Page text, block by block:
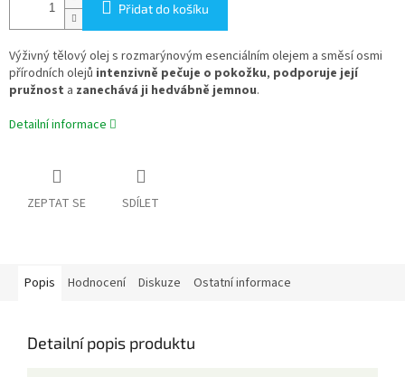
Přidat do košíku
Výživný tělový olej s rozmarýnovým esenciálním olejem a směsí osmi
přírodních olejů intenzivně pečuje o pokožku, podporuje její
pružnost a zanechává ji hedvábně jemnou.
Detailní informace
ZEPTAT SE SDÍLET
Popis Hodnocení Diskuze Ostatní informace
Detailní popis produktu